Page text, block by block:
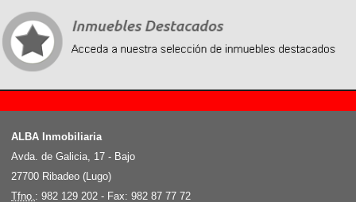
Recently, we organized a strategic cooperation with Chinese suppliers. Successfully ordered a
exactly the same as the genuine watch, please buy it by yourself.
ALBA Inmobiliaria
Avda. de Galicia, 17 - Bajo
27700 Ribadeo (Lugo)
Tfno.: 982 129 202 - Fax: 982 87 77 72